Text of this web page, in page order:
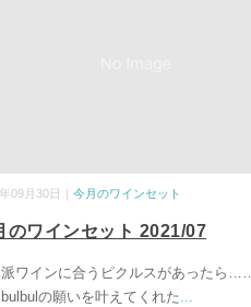
09月30日｜ 今月のワインセット
のワインセット 2021/07
派ワインに合うピクルスがあったら
の願いを叶えてくれた...